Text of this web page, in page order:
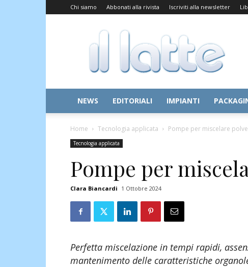
Chi siamo Abbonati alla rivista Iscriviti alla newsletter
Il
Latte
NEWS EDITORIALI IMPIANTI
Home Tecnologia applicata Pompe per miscelare
Tecnologia applicata
Pompe per
Clara Biancardi 1 Ottobre 2024
Perfetta miscelazione in tempi rapidi,
mantenimento delle caratteristiche